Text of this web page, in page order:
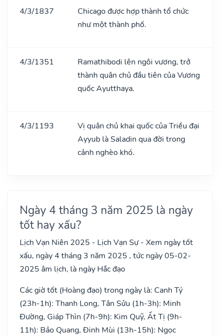
4/3/1837
Chicago được hợp thành tổ chức
như một thành phố.
4/3/1351
Ramathibodi lên ngôi vương, trở
thành quân chủ đầu tiên của Vương
quốc Ayutthaya.
4/3/1193
Vị quân chủ khai quốc của Triều đại
Ayyub là Saladin qua đời trong
cảnh nghèo khó.
Ngày 4 tháng 3 năm 2025 là ngày
tốt hay xấu?
Lịch Vạn Niên 2025 - Lịch Vạn Sự - Xem ngày tốt
xấu, ngày 4 tháng 3 năm 2025 , tức ngày 05-02-
2025 âm lịch, là ngày Hắc đạo
Các giờ tốt (Hoàng đạo) trong ngày là: Canh Tý
(23h-1h): Thanh Long, Tân Sửu (1h-3h): Minh
Đường, Giáp Thìn (7h-9h): Kim Quỹ, Ất Tị (9h-
11h): Bảo Quang, Đinh Mùi (13h-15h): Ngọc